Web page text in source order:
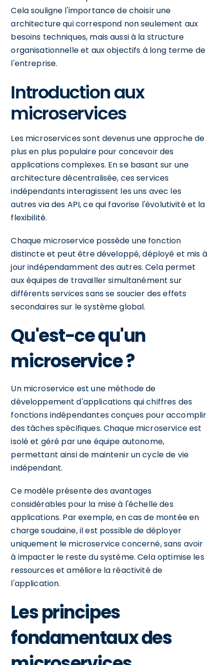
Cela souligne l'importance de choisir une
architecture qui correspond non seulement aux
besoins techniques, mais aussi à la structure
organisationnelle et aux objectifs à long terme de
l'entreprise.
Introduction aux
microservices
Les microservices sont devenus une approche de
plus en plus populaire pour concevoir des
applications complexes. En se basant sur une
architecture décentralisée, ces services
indépendants interagissent les uns avec les
autres via des API, ce qui favorise l'évolutivité et la
flexibilité.
Chaque microservice possède une fonction
distincte et peut être développé, déployé et mis à
jour indépendamment des autres. Cela permet
aux équipes de travailler simultanément sur
différents services sans se soucier des effets
secondaires sur le système global.
Qu'est-ce qu'un
microservice ?
Un microservice est une méthode de
développement d'applications qui chiffres des
fonctions indépendantes conçues pour accomplir
des tâches spécifiques. Chaque microservice est
isolé et géré par une équipe autonome,
permettant ainsi de maintenir un cycle de vie
indépendant.
Ce modèle présente des avantages
considérables pour la mise à l'échelle des
applications. Par exemple, en cas de montée en
charge soudaine, il est possible de déployer
uniquement le microservice concerné, sans avoir
à impacter le reste du système. Cela optimise les
ressources et améliore la réactivité de
l'application.
Les principes
fondamentaux des